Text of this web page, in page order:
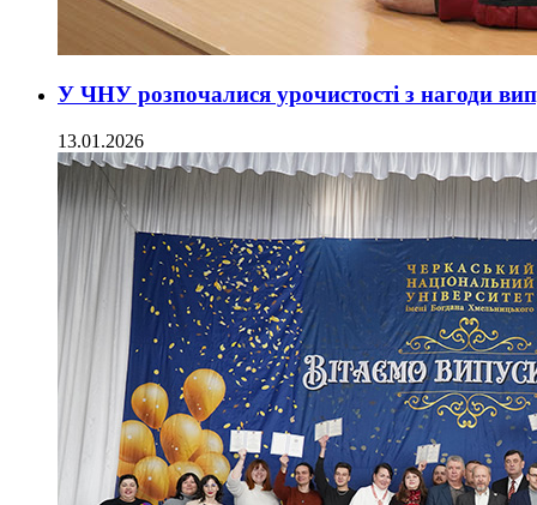
У ЧНУ розпочалися урочистості з нагоди
13.01.2026